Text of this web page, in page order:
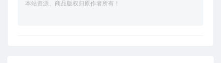
本站资源、商品版权归原作者所有！